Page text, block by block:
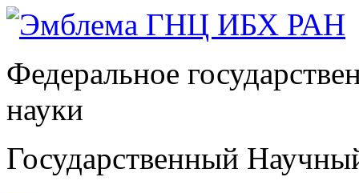
Федеральное
науки
Государственный